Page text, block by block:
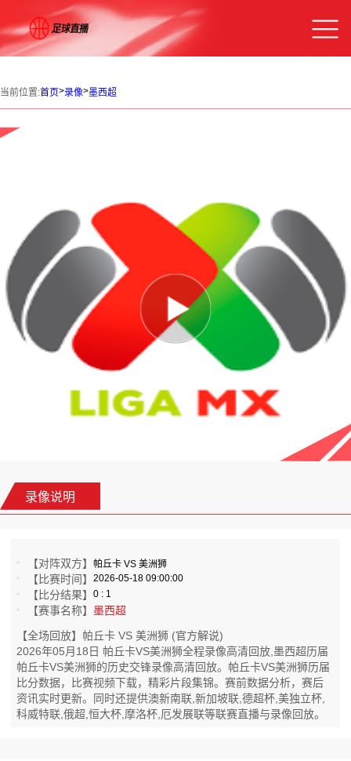
当前位置:首页>录像>墨西超
录像说明
【对阵双方】帕丘卡 VS 美洲狮
【比赛时间】2026-05-18 09:00:00
【比分结果】0 : 1
【赛事名称】墨西超
【全场回放】帕丘卡 VS 美洲狮 (官方解说)
2026年05月18日 帕丘卡VS美洲狮全程录像高清回放,墨西超历届
帕丘卡VS美洲狮的历史交锋录像高清回放。帕丘卡VS美洲狮历届
比分数据，比赛视频下载，精彩片段集锦。赛前数据分析，赛后
资讯实时更新。同时还提供澳新南联,新加坡联,德超杯,美独立杯,
科威特联,俄超,恒大杯,摩洛杯,厄发展联等联赛直播与录像回放。